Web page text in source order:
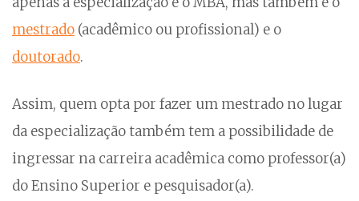
mestrado (acadêmico ou profissional) e o
doutorado.
Assim, quem opta por fazer um mestrado no lugar
da especialização também tem a possibilidade de
ingressar na carreira acadêmica como professor(a)
do Ensino Superior e pesquisador(a).